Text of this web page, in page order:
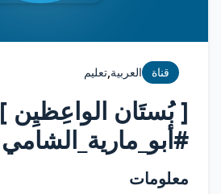
قناة العربية,تعليم
[ بُستَان الواعِظيِن ]
#أبو_مارية_الشامي
معلومات